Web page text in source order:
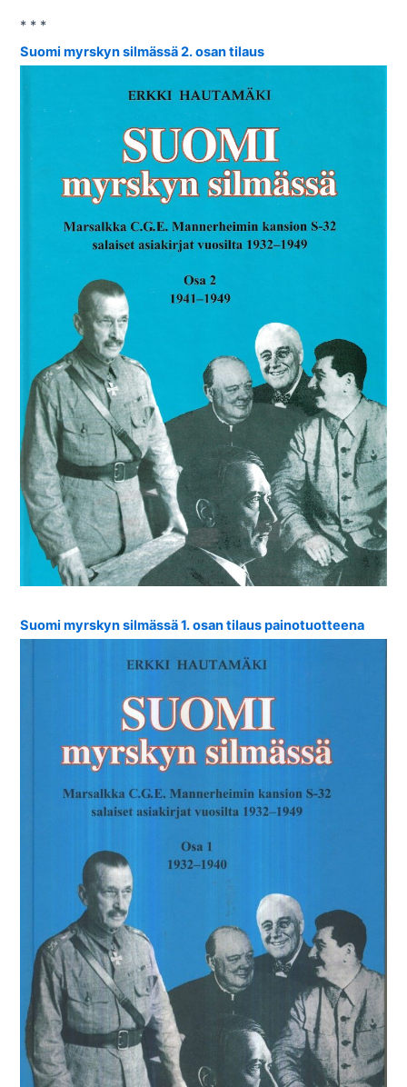
* * *
Suomi myrskyn silmässä 2. osan tilaus
Suomi myrskyn silmässä 1. osan tilaus painotuotteena